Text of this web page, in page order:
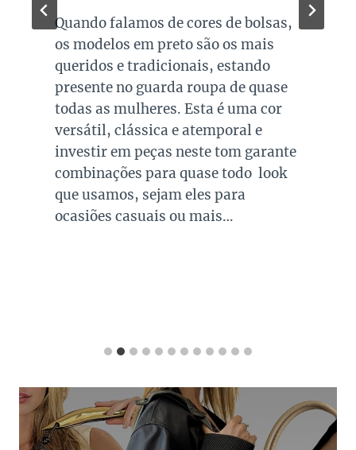
Quando falamos de cores de bolsas,
os modelos em preto são os mais
queridos e tradicionais, estando
presente no guarda roupa de quase
todas as mulheres. Esta é uma cor
versátil, clássica e atemporal e
investir em peças neste tom garante
combinações para quase todo look
que usamos, sejam eles para
ocasiões casuais ou mais…